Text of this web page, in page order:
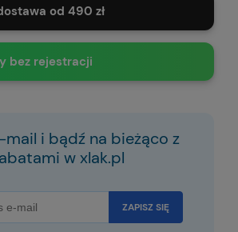
od 490 zł
bez rejestracji
mail i bądź na bieżąco z
w xlak.pl
ZAPISZ SIĘ